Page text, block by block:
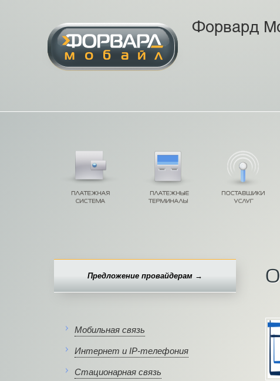
Форвард
Предложение провайдерам →
Мобильная связь
Интернет и IP-телефония
Стационарная связь